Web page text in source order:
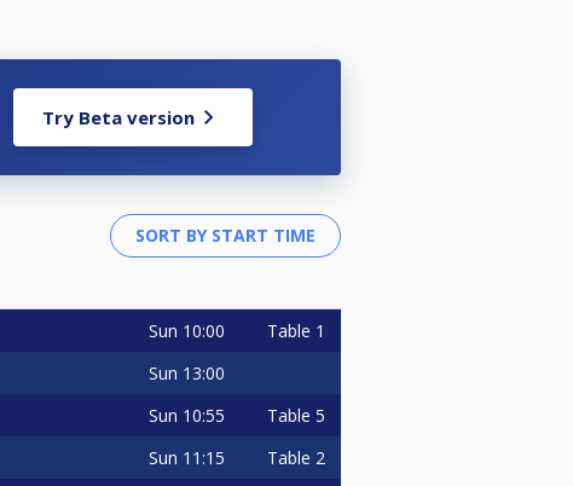
Try Beta version
Sun 10:00 Table 1
Sun 13:00
Sun 10:55 Table 5
Sun 11:15 Table 2